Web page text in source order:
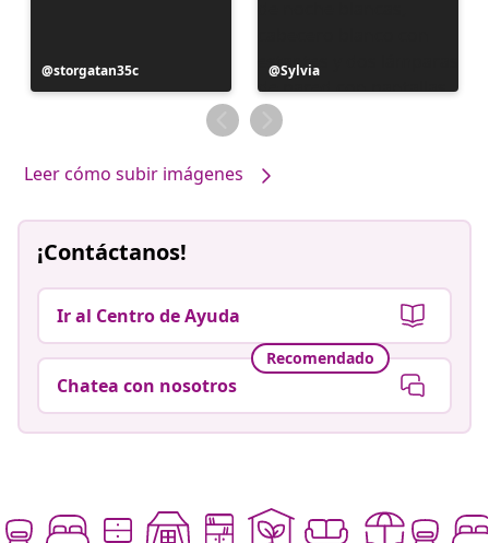
Publicación
realizada
storgatan35c
Publicación
realizada
por
Sylvia
Leer cómo subir imágenes
¡Contáctanos!
Ir al Centro de Ayuda
Recomendado
Chatea con nosotros